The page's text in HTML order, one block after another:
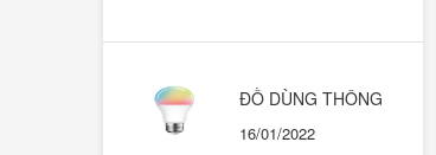
ĐỒ DÙNG THÔNG
DÙNG CÁI NÀO?
16/01/2022